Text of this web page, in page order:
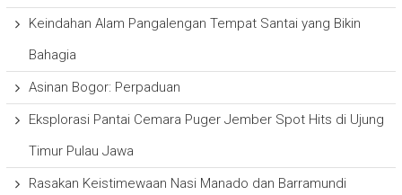
Keindahan Alam Pangalengan Tempat Santai yang Bikin
Bahagia
Asinan Bogor: Perpaduan
Eksplorasi Pantai Cemara Puger Jember Spot Hits di Ujung
Timur Pulau Jawa
Rasakan Keistimewaan Nasi Manado dan Barramundi